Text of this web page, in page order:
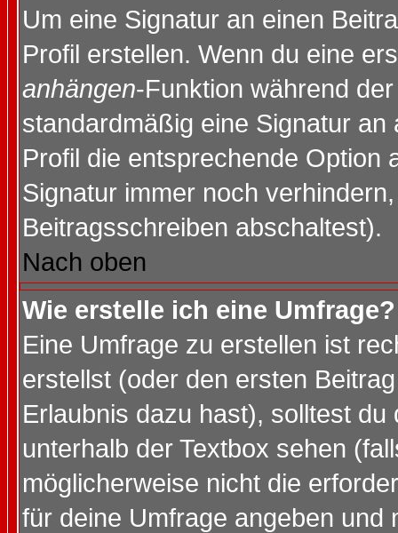
Um eine Signatur an einen
Profil erstellen. Wenn du eine
anhängen-Funktion während
standardmäßig eine Signatur
Profil die entsprechende Option
Signatur immer noch
Beitragsschreiben abschaltest).
Nach oben
Wie erstelle ich eine Umfrage?
Eine Umfrage zu erstellen ist
erstellst (oder den ersten
Erlaubnis dazu hast), solltest
unterhalb der Textbox sehen
möglicherweise nicht die
für deine Umfrage angeben und